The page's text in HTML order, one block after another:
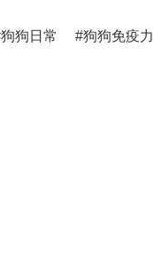
狗狗日常 狗狗免疫力